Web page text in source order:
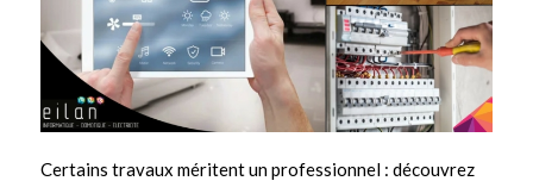
Certains travaux méritent un professionnel : découvrez